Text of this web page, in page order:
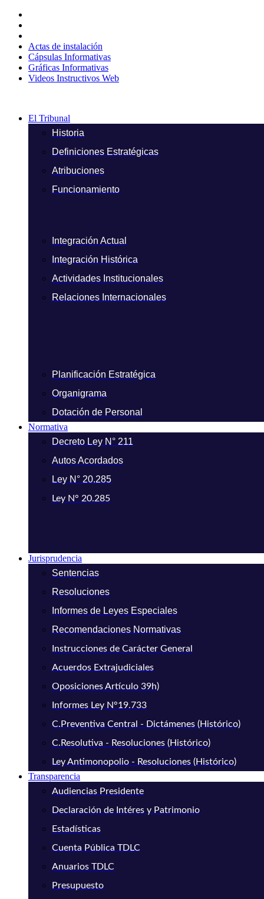
contenido
Actas de instalación
Cápsulas Informativas
Gráficas Informativas
Videos Instructivos Web
El Tribunal
Historia
Definiciones Estratégicas
Atribuciones
Funcionamiento
Integración Actual
Integración Histórica
Actividades Institucionales
Relaciones Internacionales
Planificación Estratégica
Organigrama
Dotación de Personal
Normativa
Decreto Ley N° 211
Autos Acordados
Ley N° 20.285
Ley N° 20.285
Jurisprudencia
Sentencias
Resoluciones
Informes de Leyes Especiales
Recomendaciones Normativas
Instrucciones de Carácter General
Acuerdos Extrajudiciales
Oposiciones Artículo 39h)
Informes Ley N°19.733
C.Preventiva Central - Dictámenes (Histórico)
C.Resolutiva - Resoluciones (Histórico)
Ley Antimonopolio - Resoluciones (Histórico)
Transparencia
Audiencias Presidente
Declaración de Intéres y Patrimonio
Estadísticas
Cuenta Pública TDLC
Anuarios TDLC
Presupuesto